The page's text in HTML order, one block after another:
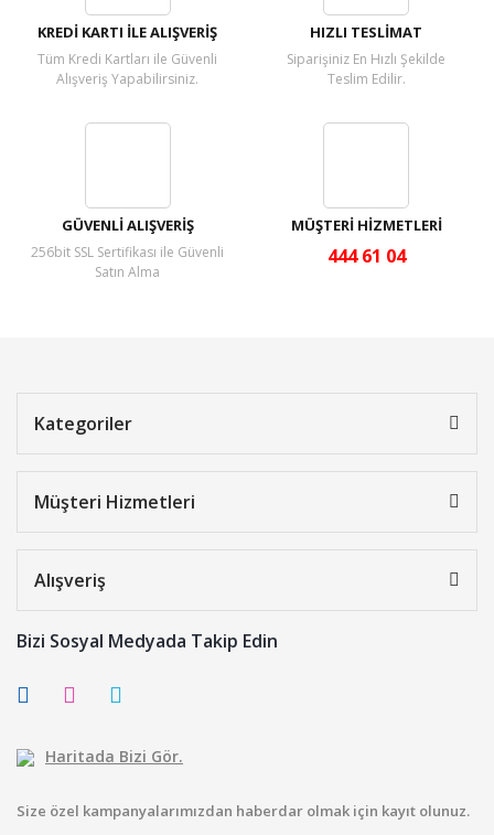
KREDİ KARTI İLE ALIŞVERİŞ
Tüm Kredi Kartları ile Güvenli
Alışveriş Yapabilirsiniz.
HIZLI TESLİMAT
Siparişiniz En Hızlı Şekilde
Teslim Edilir.
GÜVENLİ ALIŞVERİŞ
256bit SSL Sertifikası ile Güvenli
Satın Alma
MÜŞTERİ HİZMETLERİ
444 61 04
Kategoriler
Müşteri Hizmetleri
Alışveriş
Bizi Sosyal Medyada Takip Edin
Haritada Bizi Gör.
Size özel kampanyalarımızdan haberdar olmak için kayıt olunuz.